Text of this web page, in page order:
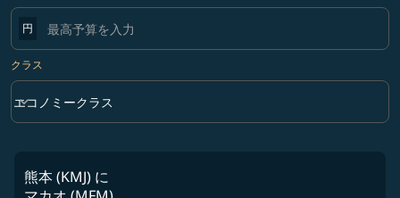
円
クラス
クラス option エコノミークラス Selected
エコノミークラス
keyboard_arrow_down
熊本 (KMJ) に